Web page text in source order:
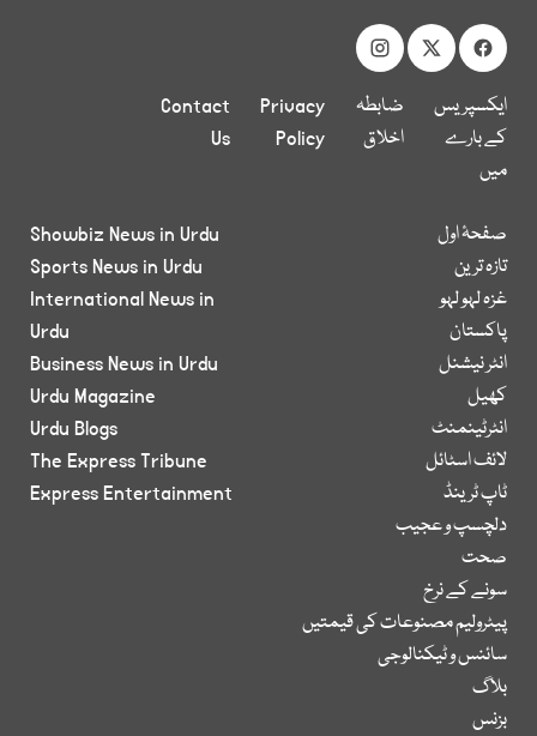
ایکسپریس
کے بارے
میں
ضابطہ
اخلاق
Privacy
Policy
Contact
Us
صفحۂ اول
تازہ ترین
غزہ لہو لہو
پاکستان
انٹر نیشنل
کھیل
انٹرٹینمنٹ
لائف اسٹائل
ٹاپ ٹرینڈ
دلچسپ و عجیب
صحت
سونے کے نرخ
پیٹرولیم مصنوعات کی قیمتیں
سائنس و ٹیکنالوجی
بلاگ
بزنس
Showbiz News in Urdu
Sports News in Urdu
International News in
Urdu
Business News in Urdu
Urdu Magazine
Urdu Blogs
The Express Tribune
Express Entertainment